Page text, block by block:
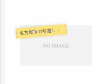
名 古屋市の引越し料金・代金相場・見積り情報